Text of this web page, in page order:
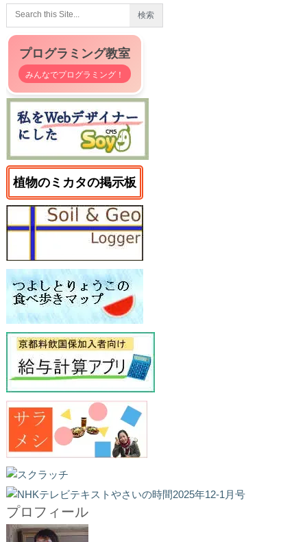
プログラミング教室
みんなでプログラミング！
植物のミカタの掲示板
プロフィール